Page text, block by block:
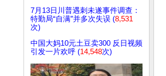
7月13日川普遇刺未遂事件调查：
特勤局“自满”并多次失误 (8,531
次)
中国大妈10元土豆卖300 反日视频
引发一片欢呼 (14,548次)